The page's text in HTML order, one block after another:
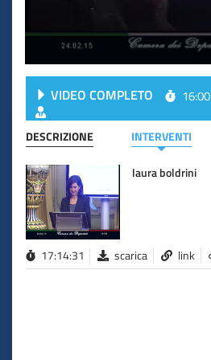
VIDEO COMPLETO 16:00
DESCRIZIONE INTERVENTI
laura boldrini
17:14:31 scarica link